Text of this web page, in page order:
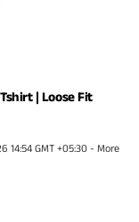
| Loose Fit
14:54 GMT +05:30 -More